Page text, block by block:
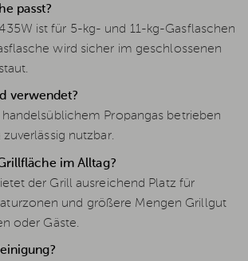
passt?
ist für 5-kg- und 11-kg-Gasflaschen
wird sicher im geschlossenen
verwendet?
Propangas betrieben
nutzbar.
im Alltag?
der Grill ausreichend Platz für
und größere Mengen Grillgut
oder Gäste.